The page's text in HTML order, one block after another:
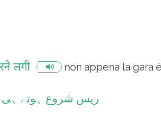
लगी
non appena la gara
ریس شروع ہوتے ہی